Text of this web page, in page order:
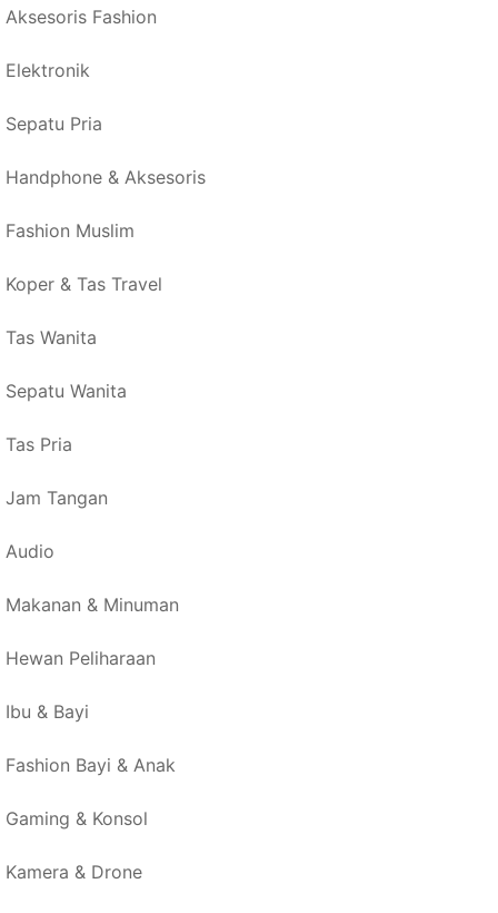
Aksesoris Fashion
Elektronik
Sepatu Pria
Handphone & Aksesoris
Fashion Muslim
Koper & Tas Travel
Tas Wanita
Sepatu Wanita
Tas Pria
Jam Tangan
Audio
Makanan & Minuman
Hewan Peliharaan
Ibu & Bayi
Fashion Bayi & Anak
Gaming & Konsol
Kamera & Drone